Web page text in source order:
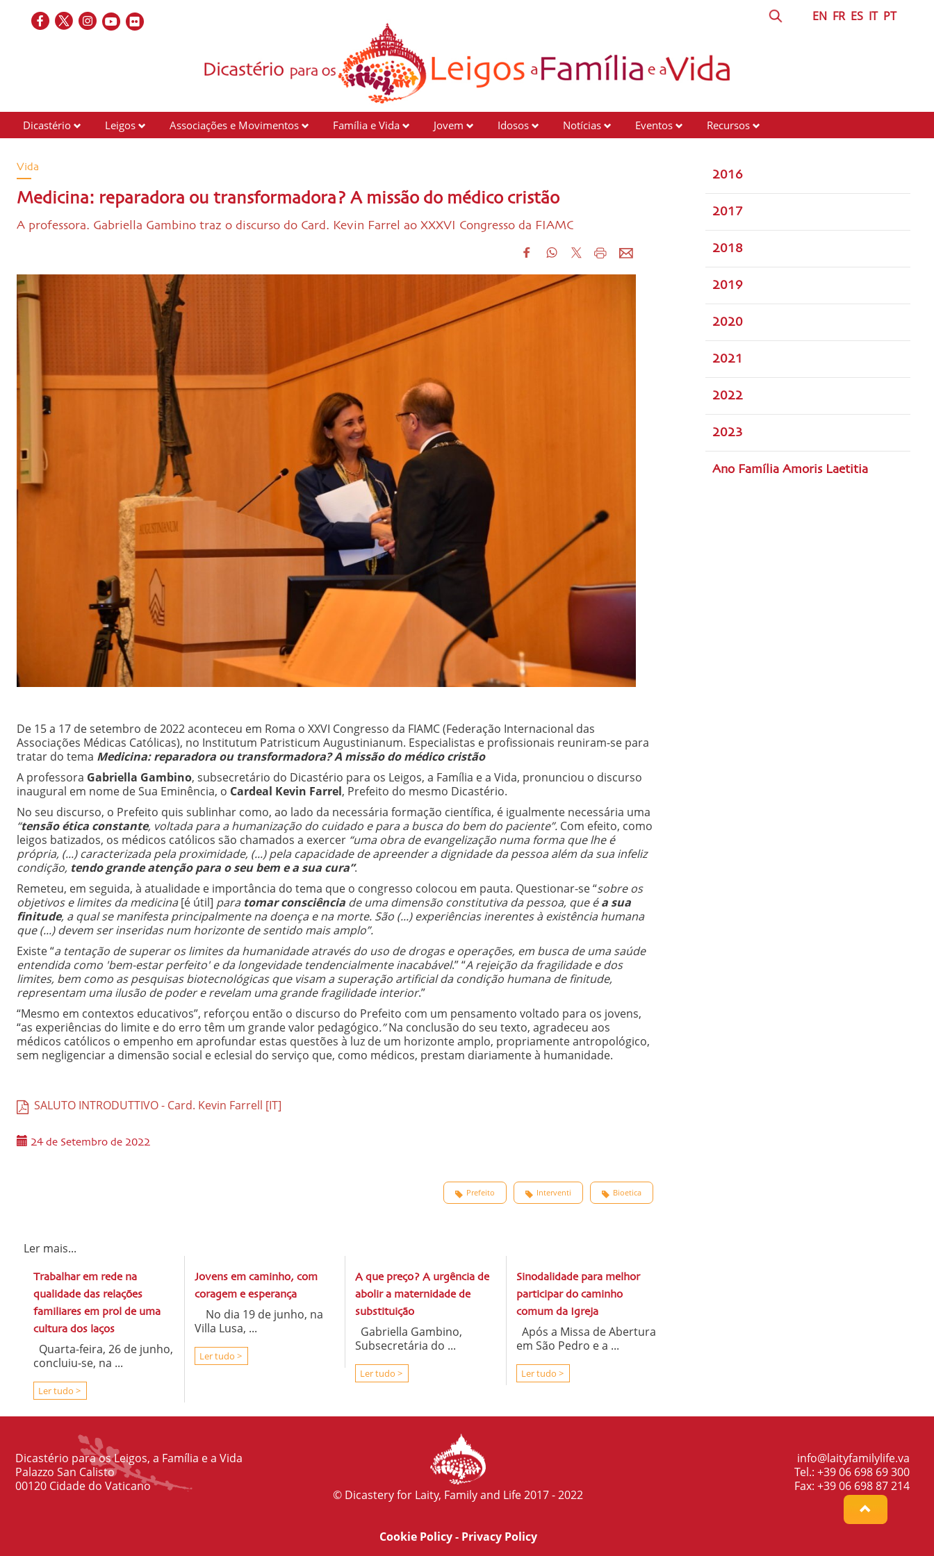
EN FR ES IT PT
Dicastério Leigos Associações e Movimentos Família e Vida Jovem Idosos Notícias Eventos Recursos
Vida
Medicina: reparadora ou transformadora? A missão do médico cristão
A professora. Gabriella Gambino traz o discurso do Card. Kevin Farrel ao XXXVI Congresso da FIAMC
De 15 a 17 de setembro de 2022 aconteceu em Roma o XXVI Congresso da FIAMC (Federação Internacional das
Associações Médicas Católicas), no Institutum Patristicum Augustinianum. Especialistas e profissionais reuniram-se para
tratar do tema Medicina: reparadora ou transformadora? A missão do médico cristão
A professora Gabriella Gambino, subsecretário do Dicastério para os Leigos, a Família e a Vida, pronunciou o discurso
inaugural em nome de Sua Eminência, o Cardeal Kevin Farrel, Prefeito do mesmo Dicastério.
No seu discurso, o Prefeito quis sublinhar como, ao lado da necessária formação científica, é igualmente necessária uma
“tensão ética constante, voltada para a humanização do cuidado e para a busca do bem do paciente”. Com efeito, como
leigos batizados, os médicos católicos são chamados a exercer “uma obra de evangelização numa forma que lhe é
própria, (...) caracterizada pela proximidade, (...) pela capacidade de apreender a dignidade da pessoa além da sua infeliz
condição, tendo grande atenção para o seu bem e a sua cura”.
Remeteu, em seguida, à atualidade e importância do tema que o congresso colocou em pauta. Questionar-se “sobre os
objetivos e limites da medicina[é útil] para tomar consciência de uma dimensão constitutiva da pessoa, que éa sua
finitude, a qual se manifesta principalmente na doença e na morte. São (...) experiências inerentes à existência humana
que (...) devem ser inseridas num horizonte de sentido mais amplo”.
Existe “a tentação de superar os limites da humanidade através do uso de drogas e operações, em busca de uma saúde
entendida como 'bem-estar perfeito' e da longevidade tendencialmente inacabável.” “A rejeição da fragilidade e dos
limites, bem como as pesquisas biotecnológicas que visam a superação artificial da condição humana de finitude,
representam uma ilusão de poder e revelam uma grande fragilidade interior.”
“Mesmo em contextos educativos”, reforçou então o discurso do Prefeito com um pensamento voltado para os jovens,
“as experiências do limite e do erro têm um grande valor pedagógico.”Na conclusão do seu texto, agradeceu aos
médicos católicos o empenho em aprofundar estas questões à luz de um horizonte amplo, propriamente antropológico,
sem negligenciar a dimensão social e eclesial do serviço que, como médicos, prestam diariamente à humanidade.
SALUTO INTRODUTTIVO - Card. Kevin Farrell [IT]
24 de Setembro de 2022
Bioetica
Interventi
Prefeito
Ler mais...
Trabalhar em rede na
qualidade das relações
familiares em prol de uma
cultura dos laços
Quarta-feira, 26 de junho,
concluiu-se, na ...
Ler tudo >
Jovens em caminho, com
coragem e esperança
No dia 19 de junho, na
Villa Lusa, ...
Ler tudo >
A que preço? A urgência de
abolir a maternidade de
substituição
Gabriella Gambino,
Subsecretária do ...
Ler tudo >
Sinodalidade para melhor
participar do caminho
comum da Igreja
Após a Missa de Abertura
em São Pedro e a ...
Ler tudo >
2016
2017
2018
2019
2020
2021
2022
2023
Ano Família Amoris Laetitia
Dicastério para os Leigos, a Família e a Vida
Palazzo San Calisto
00120 Cidade do Vaticano
© Dicastery for Laity, Family and Life 2017 - 2022
Cookie Policy- Privacy Policy
info@laityfamilylife.va
Tel.: +39 06 698 69 300
Fax: +39 06 698 87 214